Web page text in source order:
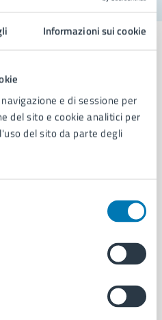
Informazioni sui cookie
e di sessione per
del sito e cookie analitici per
del sito da parte degli